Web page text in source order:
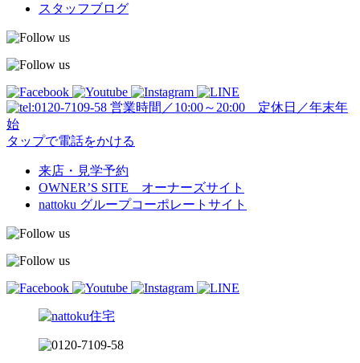
スタッフブログ
営業時間／10:00～20:00 定休日／年末年
始
タップで電話をかける
来店・見学予約
OWNER’S SITE オーナーズサイト
nattoku グループコーポレートサイト